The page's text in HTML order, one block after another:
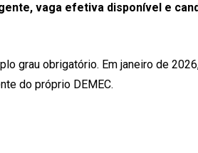
vaga efetiva disponível e
grau obrigatório. Em janeiro de
do próprio DEMEC.